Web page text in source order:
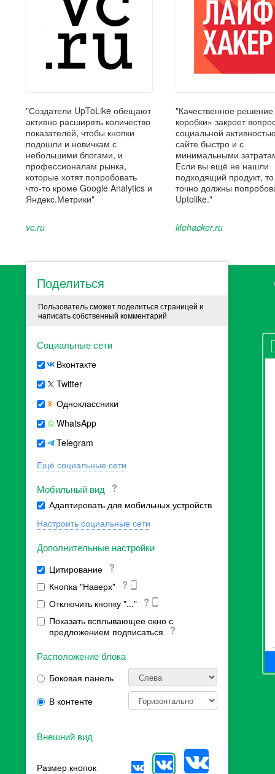
"Создатели UpToLike обещают
активно расширять количество
показателей, чтобы кнопки
подошли и новичкам с
небольшими блогами, и
профессионалам рынка,
которые хотят попробовать
что-то кроме Google Analytics и
Яндекс.Метрики"
vc.ru
"Качественное решение
коробки» закроет
социальной
сайте быстро и с
минимальными
Если вы ещё не нашли
подходящий продукт,
точно должны
Uptolike."
lifehacker.ru
Поделиться
Пользователь сможет поделиться страницей и
написать собственный комментарий
Социальные сети
Вконтакте
Twitter
Одноклассники
WhatsApp
Telegram
Ещё социальные сети
Мобильный вид
Адаптировать для мобильных устройств
Настроить социальные сети
Дополнительные настройки
Цитирование
Кнопка "Наверх"
Отключить кнопку "..."
Показать всплывающее окно с
предложением подписаться
Расположение блока
Боковая панель
В контенте
Внешний вид
Размер кнопок